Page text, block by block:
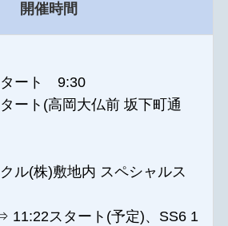
開催時間
タート 9:30
ート(高岡大仏前 坂下町通
ル(株)敷地内 スペシャルス
11:22スタート(予定)、SS6 1